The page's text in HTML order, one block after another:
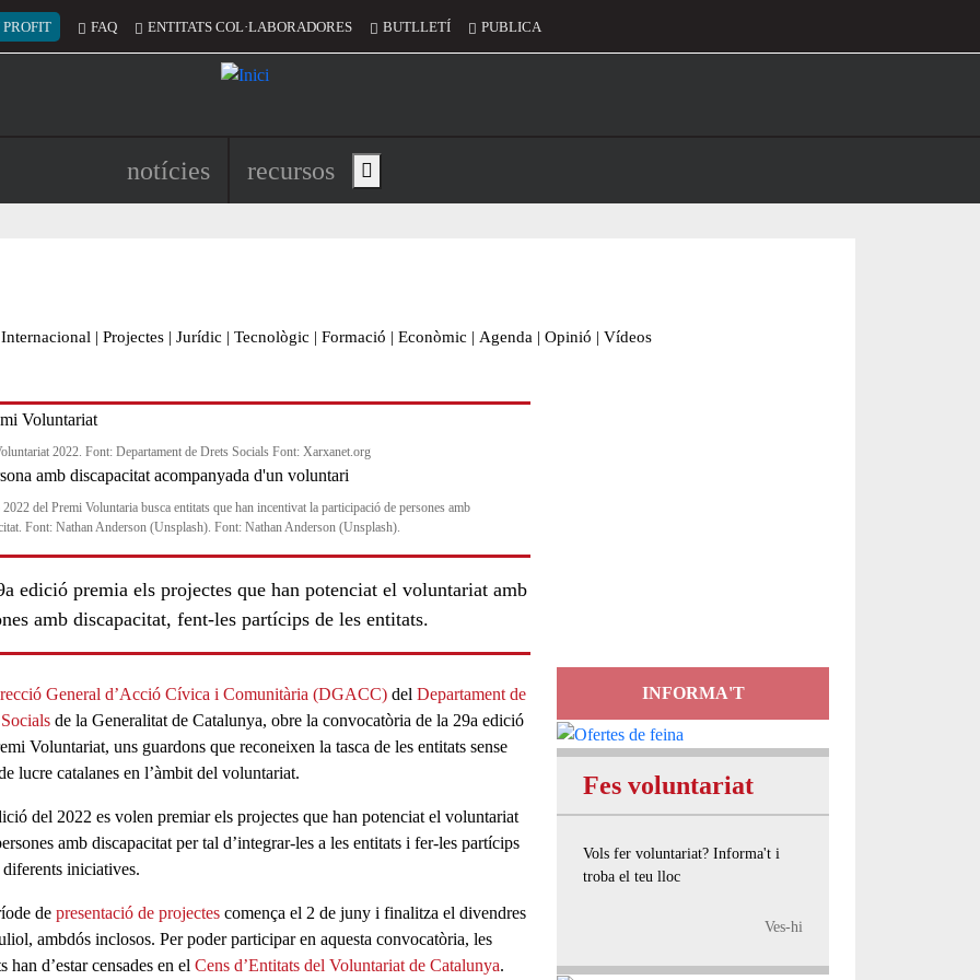
del compte d'usuari
PROFIT FAQ ENTITATS COL·LABORADORES BUTLLETÍ PUBLICA
Navegació principal de l'encapçalament
notícies recursos Show main menu
Internacional | Projectes | Jurídic | Tecnològic | Formació | Econòmic | Agenda | Opinió | Vídeos
2022. Font: Departament de Drets Socials Font: Xarxanet.org
del Premi Voluntaria busca entitats que han incentivat la participació de persones amb
Font: Nathan Anderson (Unsplash). Font: Nathan Anderson (Unsplash).
edició premia els projectes que han potenciat el voluntariat amb
amb discapacitat, fent-les partícips de les entitats.
General d’Acció Cívica i Comunitària (DGACC)del Departament de
de la Generalitat de Catalunya, obre la convocatòria de la 29a edició
Voluntariat, uns guardons que reconeixen la tasca de les entitats sense
lucrecatalanes en l’àmbit del voluntariat.
del 2022 es volen premiar els projectes que han potenciat el voluntariat
amb discapacitat per tal d’integrar-les a les entitats i fer-les partícips
diferents iniciatives.
de presentació de projectes comença el 2 de juny i finalitza el divendres
, ambdós inclosos. Per poder participar en aquesta convocatòria, les
han d’estar censades en el Cens d’Entitats del Voluntariat de Catalunya.
INFORMA'T
Fes voluntariat
Vols fer voluntariat? Informa't i
troba el teu lloc
Ves-hi